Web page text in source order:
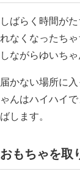
しばらく時間が
れなくなったち
しながらゆいちゃ
届かない場所に
ゃんはハイハイ
ばします。
おもちゃを取